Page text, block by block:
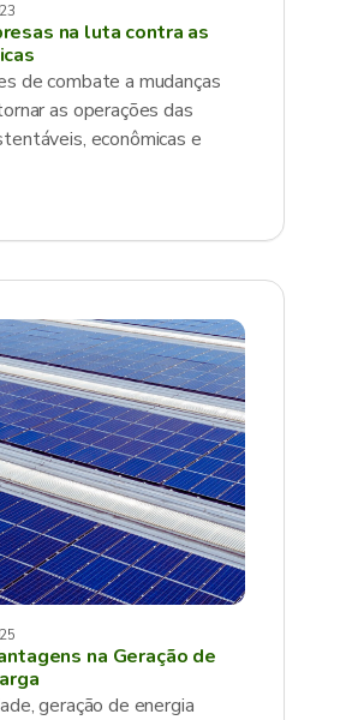
na luta contra as
de combate a mudanças
as operações das
econômicas e
na Geração de
geração de energia